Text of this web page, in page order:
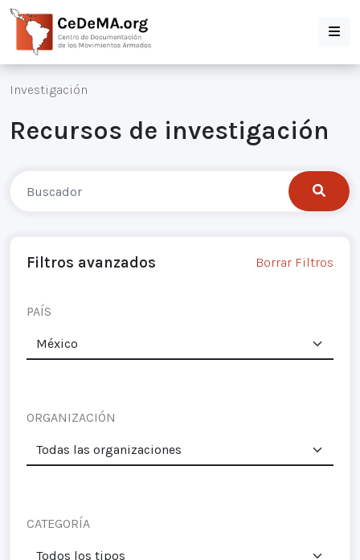
Investigación
Recursos de investigación
Filtros avanzados Borrar Filtros
PAÍS
ORGANIZACIÓN
CATEGORÍA